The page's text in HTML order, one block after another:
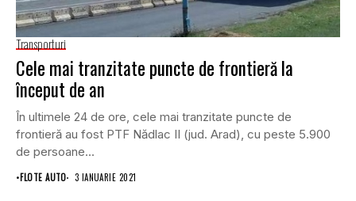
Transporturi
Cele mai tranzitate puncte de frontieră la
început de an
În ultimele 24 de ore, cele mai tranzitate puncte de
frontieră au fost PTF Nădlac II (jud. Arad), cu peste 5.900
de persoane...
•FLOTE AUTO 3 IANUARIE 2021